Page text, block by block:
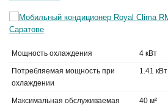
Мощность охлаждения 4 кВт
Потребляемая мощность при
охлаждении
1.41 кВт
Максимальная обслуживаемая
40 м²